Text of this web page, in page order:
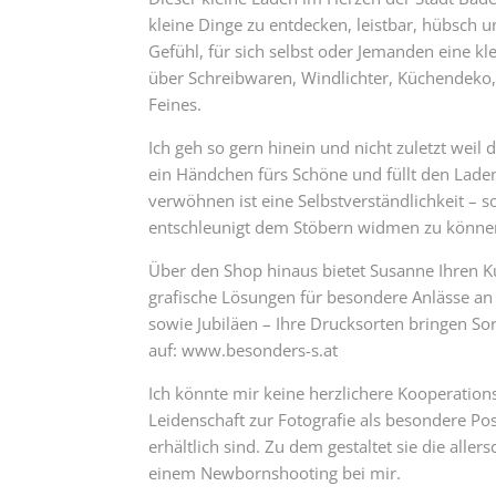
kleine Dinge zu entdecken, leistbar, hübsch
Gefühl, für sich selbst oder Jemanden eine
über Schreibwaren, Windlichter,
Feines.
Ich geh so gern hinein und nicht zuletzt weil
ein Händchen fürs Schöne und füllt den
verwöhnen ist eine Selbstverständlichkeit –
entschleunigt dem Stöbern widmen zu
Über den Shop hinaus bietet Susanne Ihren
grafische Lösungen für besondere Anlässe
sowie Jubiläen – Ihre Drucksorten bringen
auf: www.besonders-s.at
Ich könnte mir keine herzlichere
Leidenschaft zur Fotografie als besondere
erhältlich sind. Zu dem gestaltet sie die
einem Newbornshooting bei mir.